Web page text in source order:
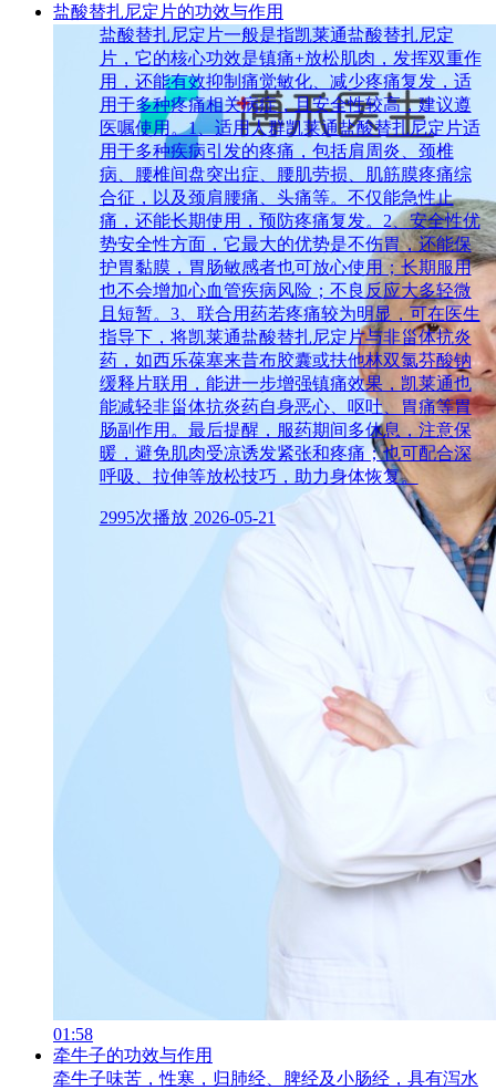
盐酸替扎尼定片的功效与作用
01:58
盐酸替扎尼定片一般是指凯莱通盐酸替扎尼定
片，它的核心功效是镇痛+放松肌肉，发挥双重作
用，还能有效抑制痛觉敏化、减少疼痛复发，适
用于多种疼痛相关病症，且安全性较高，建议遵
医嘱使用。1、适用人群凯莱通盐酸替扎尼定片适
用于多种疾病引发的疼痛，包括肩周炎、颈椎
病、腰椎间盘突出症、腰肌劳损、肌筋膜疼痛综
合征，以及颈肩腰痛、头痛等。不仅能急性止
痛，还能长期使用，预防疼痛复发。2、安全性优
势安全性方面，它最大的优势是不伤胃，还能保
护胃黏膜，胃肠敏感者也可放心使用；长期服用
也不会增加心血管疾病风险；不良反应大多轻微
且短暂。3、联合用药若疼痛较为明显，可在医生
指导下，将凯莱通盐酸替扎尼定片与非甾体抗炎
药，如西乐葆塞来昔布胶囊或扶他林双氯芬酸钠
缓释片联用，能进一步增强镇痛效果，凯莱通也
能减轻非甾体抗炎药自身恶心、呕吐、胃痛等胃
肠副作用。最后提醒，服药期间多休息，注意保
暖，避免肌肉受凉诱发紧张和疼痛；也可配合深
呼吸、拉伸等放松技巧，助力身体恢复。
2995次播放 2026-05-21
牵牛子的功效与作用
牵牛子味苦，性寒，归肺经、脾经及小肠经，具有泻水